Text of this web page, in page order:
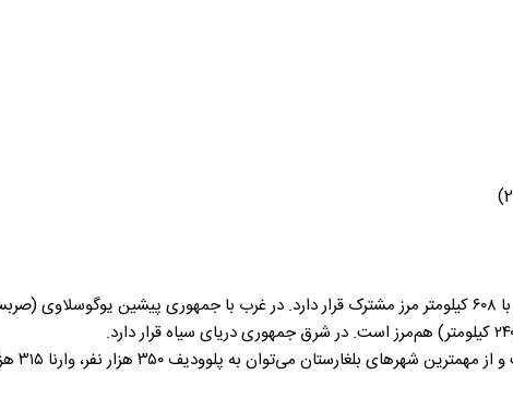
به پلوودیف ۳۵۰ هزار نفر، وارنا ۳۱۵ هزار نفر، بورگاس ۱۹۰ هزار نفر و روسه ۱۶۰ هزار نفر اشاره کرد.